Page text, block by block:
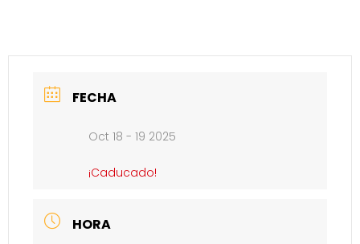
FECHA
Oct 18 - 19 2025
¡Caducado!
HORA